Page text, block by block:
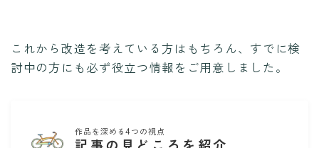
これから改造を考えている方はもちろん、すでに検
討中の方にも必ず役立つ情報をご用意しました。
作品を深める4つの視点